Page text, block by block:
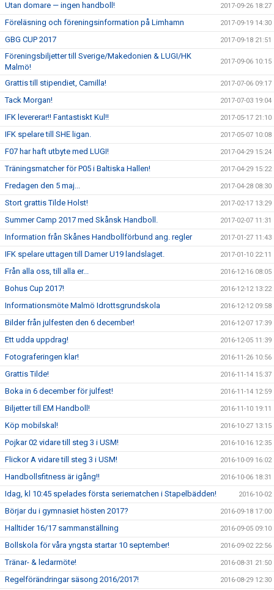
Utan domare — ingen handboll! 2017-09-26 18:27
Föreläsning och föreningsinformation på Limhamn 2017-09-19 14:30
GBG CUP 2017 2017-09-18 21:51
Föreningsbiljetter till Sverige/Makedonien & LUGI/HK
Malmö!
2017-09-06 10:15
Grattis till stipendiet, Camilla! 2017-07-06 09:17
Tack Morgan! 2017-07-03 19:04
IFK levererar!! Fantastiskt Kul!! 2017-05-17 21:10
IFK spelare till SHE ligan. 2017-05-07 10:08
F07 har haft utbyte med LUGI! 2017-04-29 15:24
Träningsmatcher för P05 i Baltiska Hallen! 2017-04-29 15:22
Fredagen den 5 maj... 2017-04-28 08:30
Stort grattis Tilde Holst! 2017-02-17 13:29
Summer Camp 2017 med Skånsk Handboll. 2017-02-07 11:31
Information från Skånes Handbollförbund ang. regler 2017-01-27 11:43
IFK spelare uttagen till Damer U19 landslaget. 2017-01-10 22:11
Från alla oss, till alla er... 2016-12-16 08:05
Bohus Cup 2017! 2016-12-12 13:22
Informationsmöte Malmö Idrottsgrundskola 2016-12-12 09:58
Bilder från julfesten den 6 december! 2016-12-07 17:39
Ett udda uppdrag! 2016-12-05 11:39
Fotograferingen klar! 2016-11-26 10:56
Grattis Tilde! 2016-11-14 15:37
Boka in 6 december för julfest! 2016-11-14 12:59
Biljetter till EM Handboll! 2016-11-10 19:11
Köp mobilskal! 2016-10-27 13:15
Pojkar 02 vidare till steg 3 i USM! 2016-10-16 12:35
Flickor A vidare till steg 3 i USM! 2016-10-09 16:02
Handbollsfitness är igång!! 2016-10-06 18:31
Idag, kl 10:45 spelades första seriematchen i Stapelbädden! 2016-10-02
Börjar du i gymnasiet hösten 2017? 2016-09-18 17:00
Halltider 16/17 sammanställning 2016-09-05 09:10
Bollskola för våra yngsta startar 10 september! 2016-09-02 22:56
Tränar- & ledarmöte! 2016-08-31 21:50
Regelförändringar säsong 2016/2017! 2016-08-29 12:30